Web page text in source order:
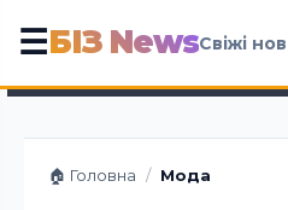
☰БІЗ NewsСвіжі
🏠 Головна / Мода